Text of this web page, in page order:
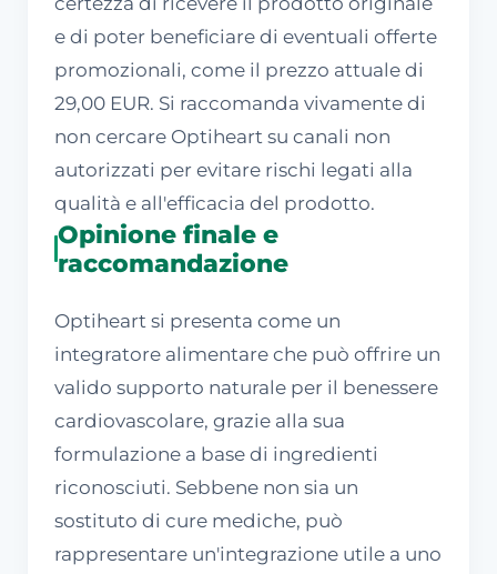
e di poter beneficiare di eventuali offerte
promozionali, come il prezzo attuale di
29,00 EUR. Si raccomanda vivamente di
non cercare Optiheart su canali non
autorizzati per evitare rischi legati alla
qualità e all'efficacia del prodotto.
Opinione finale e
raccomandazione
Optiheart si presenta come un
integratore alimentare che può offrire un
valido supporto naturale per il benessere
cardiovascolare, grazie alla sua
formulazione a base di ingredienti
riconosciuti. Sebbene non sia un
sostituto di cure mediche, può
rappresentare un'integrazione utile a uno